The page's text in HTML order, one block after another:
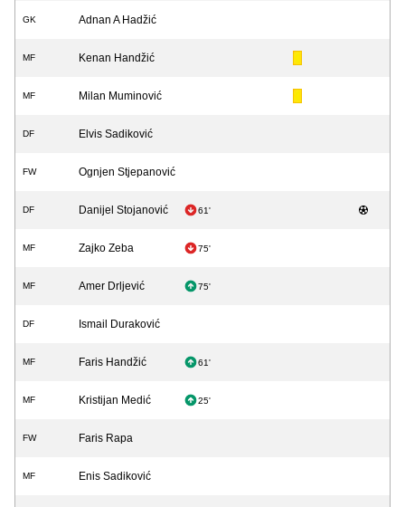
GK Adnan A Hadžić
MF Kenan Handžić
MF Milan Muminović
DF Elvis Sadiković
FW Ognjen Stjepanović
DF Danijel Stojanović 61'
MF Zajko Zeba 75'
MF Amer Drljević 75'
DF Ismail Duraković
MF Faris Handžić 61'
MF Kristijan Medić 25'
FW Faris Rapa
MF Enis Sadiković